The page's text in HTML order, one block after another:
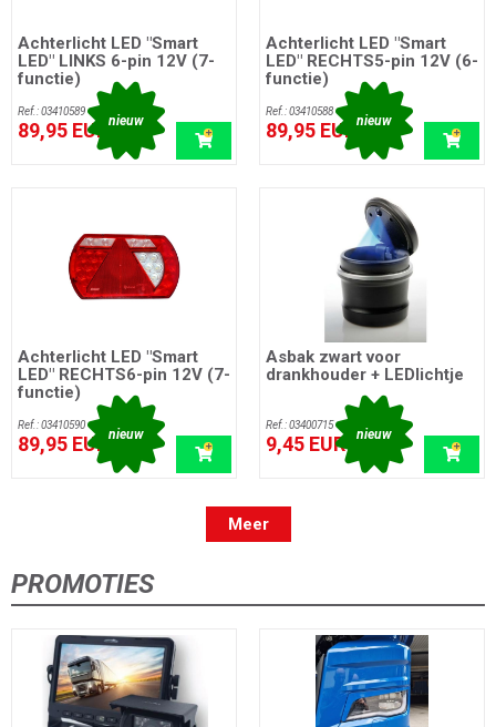
nieuw
Achterlicht LED "Smart
LED" LINKS 6-pin 12V (7-
functie)
Ref.: 03410589
89,95 EUR incl. btw
nieuw
Achterlicht LED "Smart
LED" RECHTS5-pin 12V (6-
functie)
Ref.: 03410588
89,95 EUR incl. btw
nieuw
Achterlicht LED "Smart
LED" RECHTS6-pin 12V (7-
functie)
Ref.: 03410590
89,95 EUR incl. btw
nieuw
Asbak zwart voor
drankhouder + LEDlichtje
Ref.: 03400715
9,45 EURincl. btw
Meer
PROMOTIES